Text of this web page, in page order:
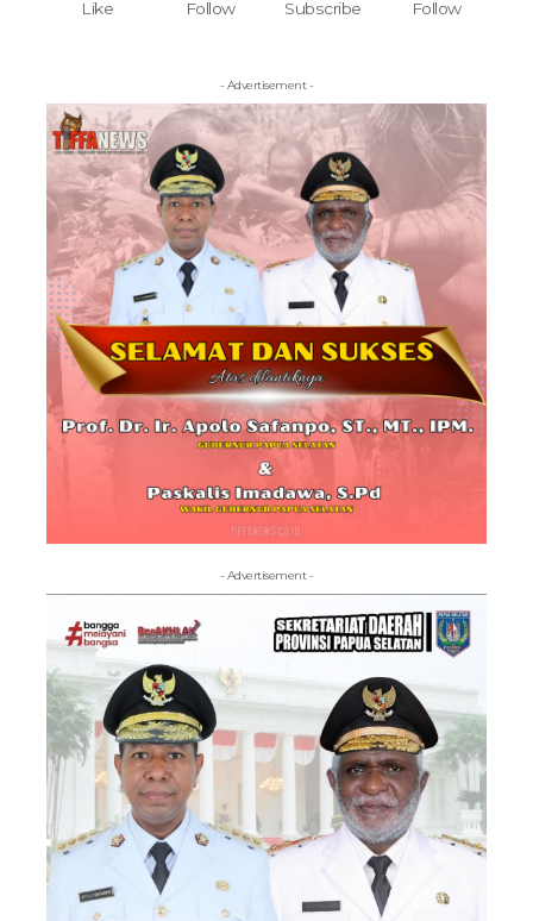
Like Follow Subscribe Follow
- Advertisement -
- Advertisement -